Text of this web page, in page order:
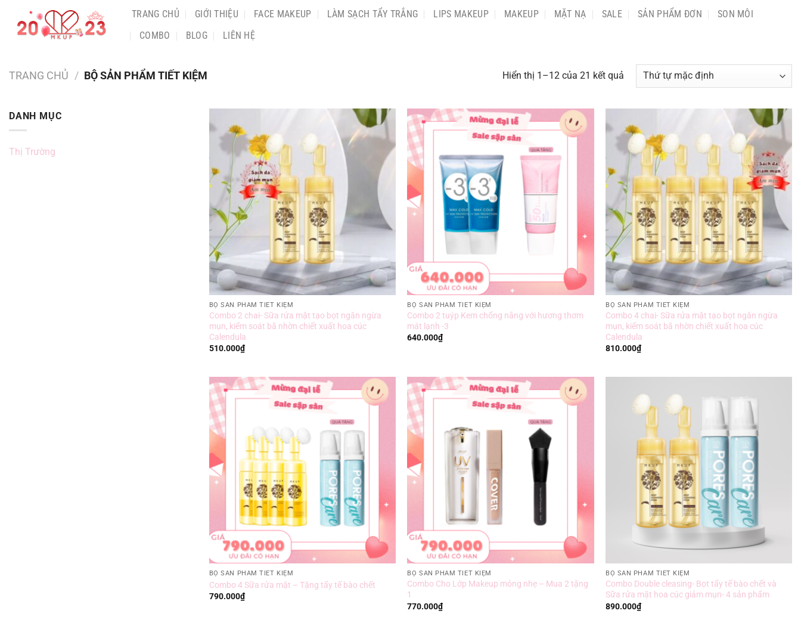
TRANG CHỦ GIỚI THIỆU FACE MAKEUP LÀM SẠCH TẨY TRẮNG LIPS MAKEUP MAKEUP MẶT NẠ SALE SẢN PHẨM ĐƠN
SON MÔI
COMBO
BLOG LIÊN HỆ
TRANG CHỦ / BỘ SẢN PHẨM TIẾT KIỆM Hiển thị 1–12 của 21 kết quả
DANH MỤC
Thị Trường
BỘ SẢN PHẨM TIẾT KIỆM
Combo 2 chai- Sữa rửa mặt tạo bọt ngăn ngừa
mụn, kiểm soát bã nhờn chiết xuất hoa cúc
Calendula
510.000₫
BỘ SẢN PHẨM TIẾT KIỆM
Combo 2 tuýp Kem chống nắng với hương thơm
mát lạnh -3
640.000₫
BỘ SẢN PHẨM TIẾT KIỆM
Combo 4 chai- Sữa rửa mặt tạo bọt ngăn ngừa
mụn, kiểm soát bã nhờn chiết xuất hoa cúc
Calendula
810.000₫
BỘ SẢN PHẨM TIẾT KIỆM
Combo 4 Sữa rửa mặt – Tặng tẩy tế bào chết
790.000₫
BỘ SẢN PHẨM TIẾT KIỆM
Combo Cho Lớp Makeup mỏng nhẹ – Mua 2 tặng
1
770.000₫
BỘ SẢN PHẨM TIẾT KIỆM
Combo Double cleasing- Bọt tẩy tế bào chết và
Sữa rửa mặt hoa cúc giảm mụn- 4 sản phẩm
890.000₫